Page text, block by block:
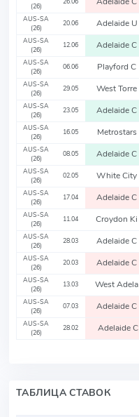
(26)
AUS-SA
(26)
20.06 Adelaide U
AUS-SA
(26)
12.06 Adelaide C
AUS-SA
(26)
06.06 Playford C
AUS-SA
(26)
29.05 West Torre
AUS-SA
(26)
23.05 Adelaide C
AUS-SA
(26)
16.05 Metrostars
AUS-SA
(26)
08.05 Adelaide C
AUS-SA
(26)
02.05 White City
AUS-SA
(26)
17.04 Adelaide C
AUS-SA
(26)
11.04 Croydon Ki
AUS-SA
(26)
28.03 Adelaide C
AUS-SA
(26)
20.03 Adelaide C
AUS-SA
(26)
13.03 West Adela
AUS-SA
(26)
07.03 Adelaide C
AUS-SA
(26)
28.02 Adelaide C
ТАБЛИЦА СТАВОК